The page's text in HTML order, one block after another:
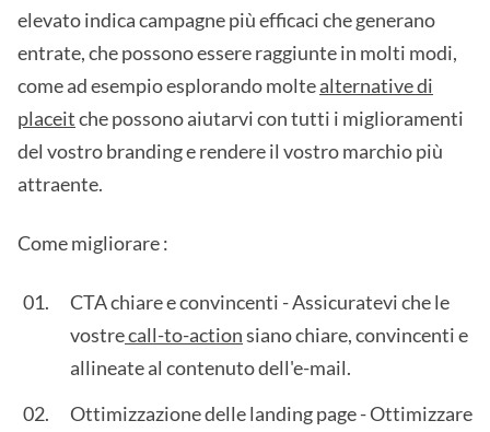
elevato indica campagne più efficaci che generano
entrate, che possono essere raggiunte in molti modi,
come ad esempio esplorando moltealternative di
placeitche possono aiutarvi con tutti i miglioramenti
del vostro branding e rendere il vostro marchio più
attraente.
Come migliorare :
CTA chiare e convincenti - Assicuratevi che le
vostrecall-to-actionsiano chiare, convincenti e
allineate al contenuto dell'e-mail.
Ottimizzazione delle landing page - Ottimizzare